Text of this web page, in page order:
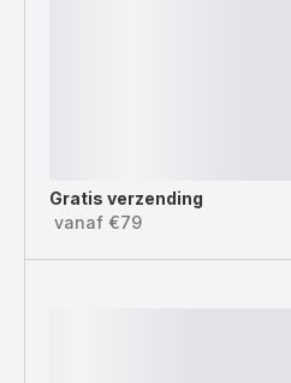
Gratis verzending
vanaf €79